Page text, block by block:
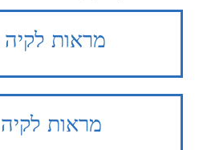
מראות לקיה
מראות